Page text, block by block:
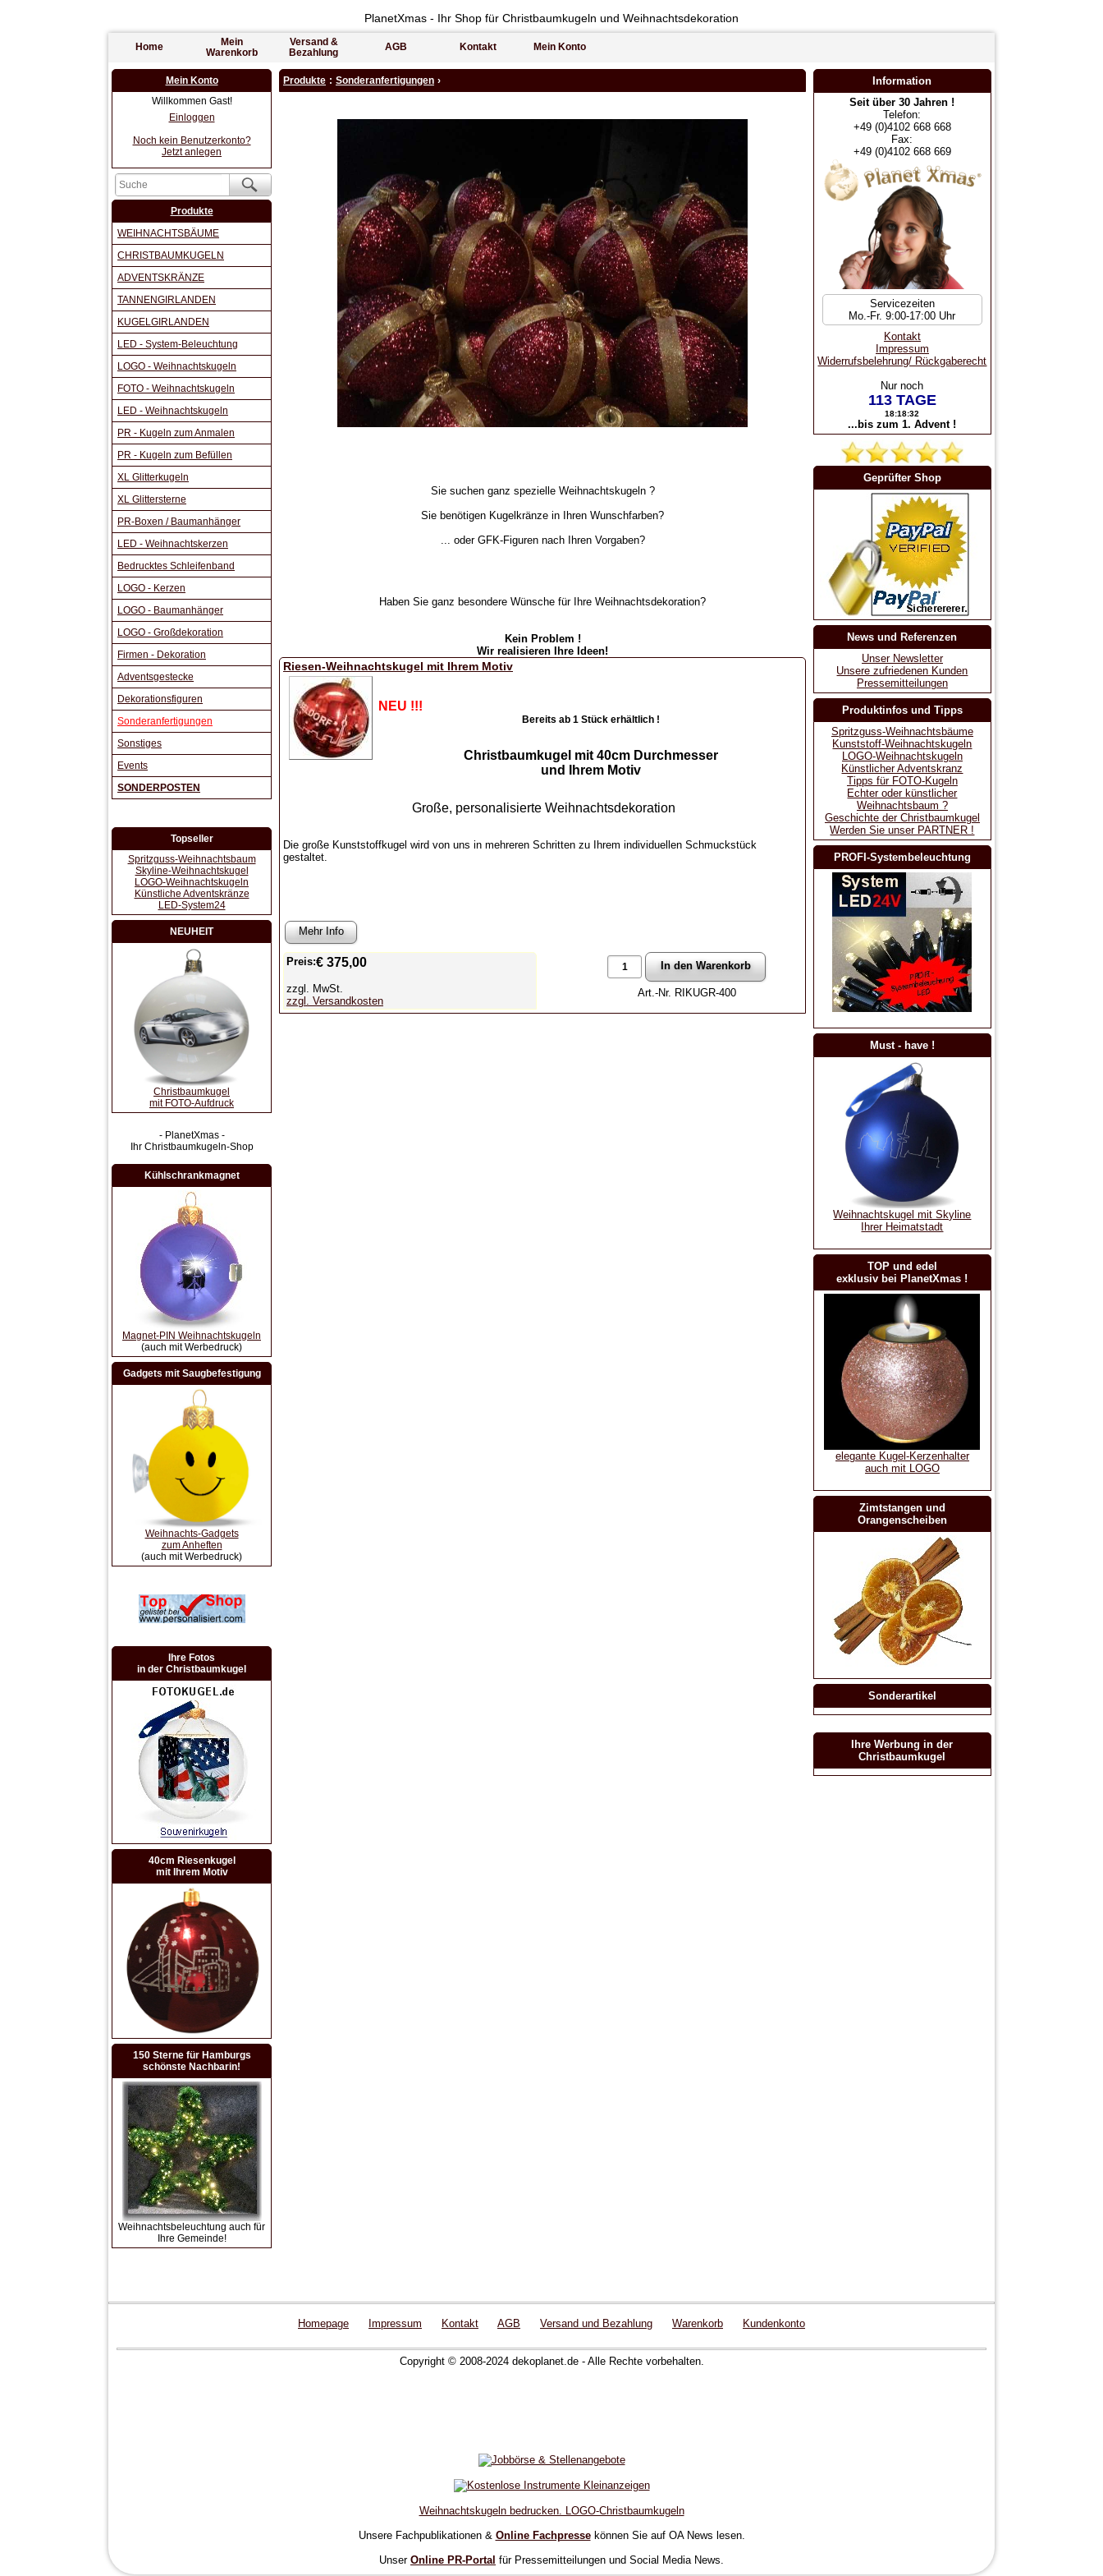
PlanetXmas - Ihr Shop für Christbaumkugeln und Weihnachtsdekoration
Home
Mein
Warenkorb
Versand &
Bezahlung
AGB Kontakt Mein Konto
Mein Konto
Willkommen Gast!
Einloggen
Noch kein Benutzerkonto?
Jetzt anlegen
Produkte
WEIHNACHTSBÄUME
CHRISTBAUMKUGELN
ADVENTSKRÄNZE
TANNENGIRLANDEN
KUGELGIRLANDEN
LED - System-Beleuchtung
LOGO - Weihnachtskugeln
FOTO - Weihnachtskugeln
LED - Weihnachtskugeln
PR - Kugeln zum Anmalen
PR - Kugeln zum Befüllen
XL Glitterkugeln
XL Glittersterne
PR-Boxen / Baumanhänger
LED - Weihnachtskerzen
Bedrucktes Schleifenband
LOGO - Kerzen
LOGO - Baumanhänger
LOGO - Großdekoration
Firmen - Dekoration
Adventsgestecke
Dekorationsfiguren
Sonderanfertigungen
Sonstiges
Events
SONDERPOSTEN
Topseller
Spritzguss-Weihnachtsbaum
Skyline-Weihnachtskugel
LOGO-Weihnachtskugeln
Künstliche Adventskränze
LED-System24
NEUHEIT
Christbaumkugel
mit FOTO-Aufdruck
- PlanetXmas -
Ihr Christbaumkugeln-Shop
Kühlschrankmagnet
Magnet-PIN Weihnachtskugeln
(auch mit Werbedruck)
Gadgets mit Saugbefestigung
Weihnachts-Gadgets
zum Anheften
(auch mit Werbedruck)
Ihre Fotos
in der Christbaumkugel
40cm Riesenkugel
mit Ihrem Motiv
150 Sterne für Hamburgs
schönste Nachbarin!
Weihnachtsbeleuchtung auch für
Ihre Gemeinde!
Produkte : Sonderanfertigungen ›
Sie suchen ganz spezielle Weihnachtskugeln ?
Sie benötigen Kugelkränze in Ihren Wunschfarben?
... oder GFK-Figuren nach Ihren Vorgaben?
Haben Sie ganz besondere Wünsche für Ihre Weihnachtsdekoration?
Kein Problem !
Wir realisieren Ihre Ideen!
Riesen-Weihnachtskugel mit Ihrem Motiv
NEU !!!
Bereits ab 1 Stück erhältlich !
Christbaumkugel mit 40cm Durchmesser
und Ihrem Motiv
Große, personalisierte Weihnachtsdekoration
Die große Kunststoffkugel wird von uns in mehreren Schritten zu Ihrem individuellen Schmuckstück
gestaltet.
Mehr Info
Preis:€ 375,00
zzgl. MwSt.
zzgl. Versandkosten
Art.-Nr. RIKUGR-400
Information
Seit über 30 Jahren !
Telefon:
+49 (0)4102 668 668
Fax:
+49 (0)4102 668 669
Servicezeiten
Mo.-Fr. 9:00-17:00 Uhr
Kontakt
Impressum
Widerrufsbelehrung/ Rückgaberecht
Nur noch
113 TAGE
18:18:32
...bis zum 1. Advent !
Geprüfter Shop
News und Referenzen
Unser Newsletter
Unsere zufriedenen Kunden
Pressemitteilungen
Produktinfos und Tipps
Spritzguss-Weihnachtsbäume
Kunststoff-Weihnachtskugeln
LOGO-Weihnachtskugeln
Künstlicher Adventskranz
Tipps für FOTO-Kugeln
Echter oder künstlicher
Weihnachtsbaum ?
Geschichte der Christbaumkugel
Werden Sie unser PARTNER !
PROFI-Systembeleuchtung
Must - have !
Weihnachtskugel mit Skyline
Ihrer Heimatstadt
TOP und edel
exklusiv bei PlanetXmas !
elegante Kugel-Kerzenhalter
auch mit LOGO
Zimtstangen und
Orangenscheiben
Sonderartikel
Ihre Werbung in der
Christbaumkugel
Homepage Impressum Kontakt AGB Versand und Bezahlung Warenkorb Kundenkonto
Copyright © 2008-2024 dekoplanet.de - Alle Rechte vorbehalten.
Weihnachtskugeln bedrucken. LOGO-Christbaumkugeln
Unsere Fachpublikationen & Online Fachpressekönnen Sie auf OA News lesen.
Unser Online PR-Portal für Pressemitteilungen und Social Media News.